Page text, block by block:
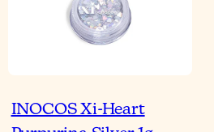
INOCOS Xi-Heart